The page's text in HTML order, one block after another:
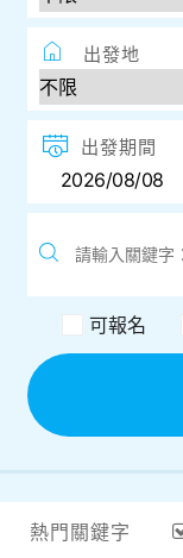
出發地
出發期間
可報名
熱門關鍵字